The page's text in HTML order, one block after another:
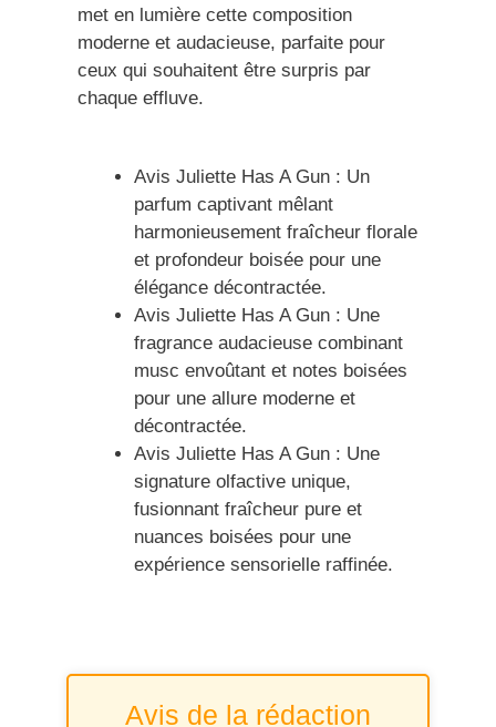
met en lumière cette composition
moderne et audacieuse, parfaite pour
ceux qui souhaitent être surpris par
chaque effluve.
Avis Juliette Has A Gun : Un
parfum captivant mêlant
harmonieusement fraîcheur florale
et profondeur boisée pour une
élégance décontractée.
Avis Juliette Has A Gun : Une
fragrance audacieuse combinant
musc envoûtant et notes boisées
pour une allure moderne et
décontractée.
Avis Juliette Has A Gun : Une
signature olfactive unique,
fusionnant fraîcheur pure et
nuances boisées pour une
expérience sensorielle raffinée.
Avis de la rédaction